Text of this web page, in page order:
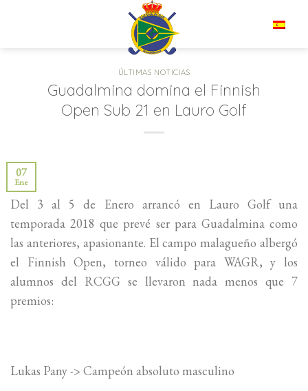
ÚLTIMAS NOTICIAS
Guadalmina domina el Finnish
Open Sub 21 en Lauro Golf
07
Ene
Del 3 al 5 de Enero arrancó en Lauro Golf una
temporada 2018 que prevé ser para Guadalmina como
las anteriores, apasionante. El campo malagueño albergó
el Finnish Open, torneo válido para WAGR, y los
alumnos del RCGG se llevaron nada menos que 7
premios:
Lukas Pany -> Campeón absoluto masculino